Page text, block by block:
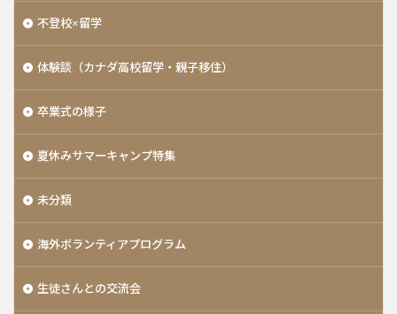
不登校×留学
体験談（カナダ高校留学・親子移住）
卒業式の様子
夏休みサマーキャンプ特集
未分類
海外ボランティアプログラム
生徒さんとの交流会